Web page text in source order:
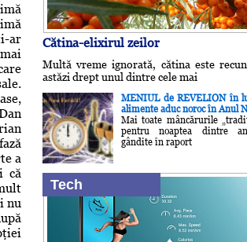
ar
a
că
nu
Cătina-elixirul zeilor
Multă vreme ignorată, cătina este
astăzi drept unul dintre cele mai
MENIUL de REVELION în
alimente aduc noroc în Anul
Mai toate mâncărurile
pentru noaptea dintre
gândite în raport
Tech